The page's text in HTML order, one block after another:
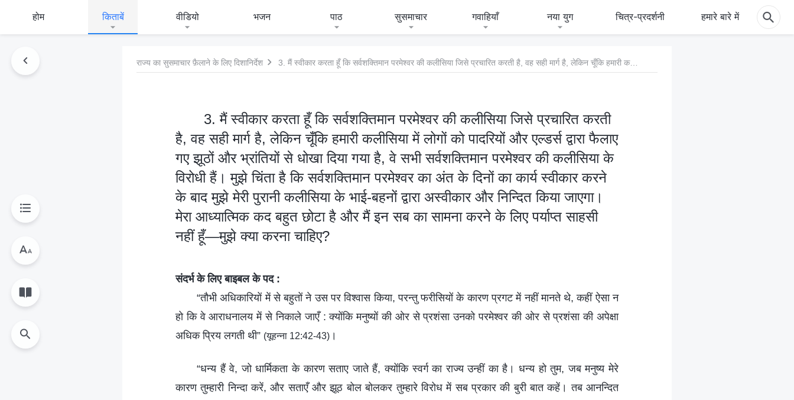
होम किताबें वीडियो भजन पाठ सुसमाचार गवाहियाँ नया युग चित्र-प्रदर्शनी हमारे बारे में
राज्य का सुसमाचार फ़ैलाने के लिए दिशानिर्देश 3. मैं स्वीकार करता हूँ कि सर्वशक्तिमान परमेश्वर की कलीसिया जिसे प्रचारित करती है, वह सही मार्ग है, लेकिन चूँकि हमारी कलीसिया में लोगों को पादरियों और एल्डर्स द्वारा फैलाए गए झूठों और भ्रांतियों से धोखा दिया गया है, वे सभी सर्वशक्तिमान परमेश्वर की कलीसिया के विरोधी हैं। मुझे चिंता है कि सर्वशक्तिमान परमेश्वर का अंत के दिनों का कार्य स्वीकार करने के बाद मुझे मेरी पुरानी कलीसिया के भाई-बहनों द्वारा अस्वीकार और निन्दित किया जाएगा। मेरा आध्यात्मिक कद बहुत छोटा है और मैं इन सब का सामना करने के लिए पर्याप्त साहसी नहीं हूँ—मुझे क्या करना चाहिए?
3. मैं स्वीकार करता हूँ कि सर्वशक्तिमान परमेश्वर की कलीसिया जिसे प्रचारित करती
है, वह सही मार्ग है, लेकिन चूँकि हमारी कलीसिया में लोगों को पादरियों और एल्डर्स द्वारा फैलाए
गए झूठों और भ्रांतियों से धोखा दिया गया है, वे सभी सर्वशक्तिमान परमेश्वर की कलीसिया के
विरोधी हैं। मुझे चिंता है कि सर्वशक्तिमान परमेश्वर का अंत के दिनों का कार्य स्वीकार करने
के बाद मुझे मेरी पुरानी कलीसिया के भाई-बहनों द्वारा अस्वीकार और निन्दित किया जाएगा।
मेरा आध्यात्मिक कद बहुत छोटा है और मैं इन सब का सामना करने के लिए पर्याप्त साहसी
नहीं हूँ—मुझे क्या करना चाहिए?
संदर्भ के लिए बाइबल के पद :
“तौभी अधिकारियों में से बहुतों ने उस पर विश्‍वास किया, परन्तु फरीसियों के कारण प्रगट में नहीं मानते थे, कहीं ऐसा न
हो कि वे आराधनालय में से निकाले जाएँ : क्योंकि मनुष्यों की ओर से प्रशंसा उनको परमेश्‍वर की ओर से प्रशंसा की अपेक्षा
अधिक प्रिय लगती थी” (यूहन्ना 12:42-43) ।
“धन्य हैं वे, जो धार्मिकता के कारण सताए जाते हैं, क्योंकि स्वर्ग का राज्य उन्हीं का है। धन्य हो तुम, जब मनुष्य मेरे
कारण तुम्हारी निन्दा करें, और सताएँ और झूठ बोल बोलकर तुम्हारे विरोध में सब प्रकार की बुरी बात कहें। तब आनन्दित